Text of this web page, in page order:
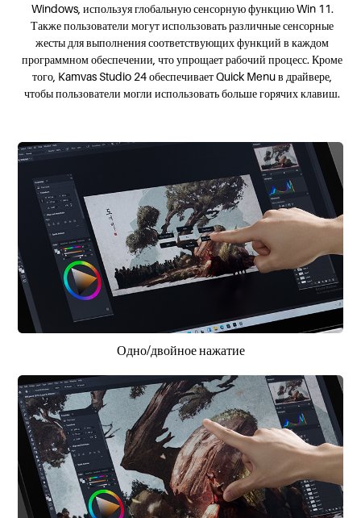
Windows, используя глобальную сенсорную функцию Win 11.
Также пользователи могут использовать различные сенсорные
жесты для выполнения соответствующих функций в каждом
программном обеспечении, что упрощает рабочий процесс. Кроме
того, Kamvas Studio 24 обеспечивает Quick Menu в драйвере,
чтобы пользователи могли использовать больше горячих клавиш.
Одно/двойное нажатие